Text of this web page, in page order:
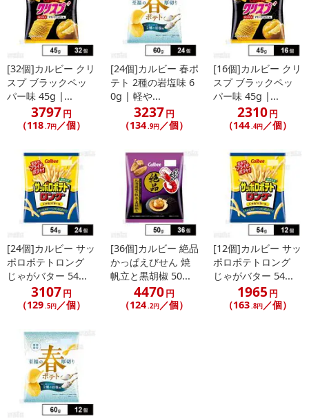
発送日カレンダー
休業日
その他共通および商品カテゴリー別注意事項（※必ずご確認くだ
さい）
こちらの情報は2026-07-09 14:08:36.0での情報となります。
[32個]カルビー クリ
スプ ブラックペッ
パー味 45g |...
3797円
（118.7円／個）
[24個]カルビー 春ポ
テト 2種の岩塩味 6
0g | 軽や...
3237円
（134.9円／個）
[16個]カルビー クリ
スプ ブラックペッ
パー味 45g |...
2310円
（144.4円／個）
[24個]カルビー サッ
ポロポテトロング
じゃがバター 54...
3107円
（129.5円／個）
[36個]カルビー 絶品
かっぱえびせん 焼
帆立と黒胡椒 50...
4470円
（124.2円／個）
[12個]カルビー サッ
ポロポテトロング
じゃがバター 54...
1965 円
（163.8円／個）